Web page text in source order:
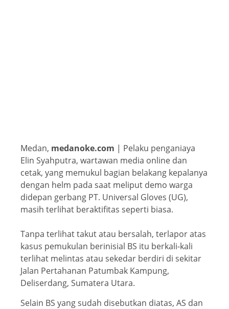
Medan, medanoke.com | Pelaku penganiaya
Elin Syahputra, wartawan media online dan
cetak, yang memukul bagian belakang kepalanya
dengan helm pada saat meliput demo warga
didepan gerbang PT. Universal Gloves (UG),
masih terlihat beraktifitas seperti biasa.
Tanpa terlihat takut atau bersalah, terlapor atas
kasus pemukulan berinisial BS itu berkali-kali
terlihat melintas atau sekedar berdiri di sekitar
Jalan Pertahanan Patumbak Kampung,
Deliserdang, Sumatera Utara.
Selain BS yang sudah disebutkan diatas, AS dan